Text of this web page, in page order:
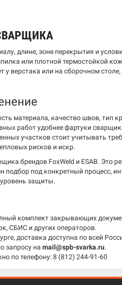
длине, зоне перекрытия и
или плотной термостойкой
у верстака или на сборочном
материала, качество швов, тип
работ удобнее фартуки
участков стоит учитывать
рисков и искр.
брендов FoxWeld и ESAB. Это
подбор под конкретный процесс,
защиты.
комплект закрывающих
СБИС и других операторов.
доставка доступна по всей
запросу на mail@spb-svarka.ru.
по телефону:8 (812) 244-91-60